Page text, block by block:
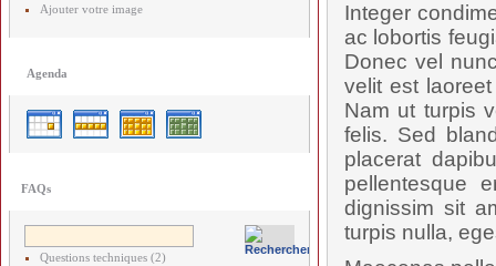
Ajouter votre image
Agenda
FAQs
Questions techniques (2)
Integer
ac lobortis
Donec vel
velit est
Nam ut turpis
felis. Sed
placerat
pellentesque
dignissim sit
turpis nulla,